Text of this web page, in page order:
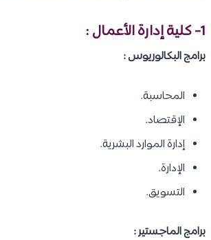
1- كلية إدارة الأعمال :
برامج البكالوريوس :
المحاسبة.
الإقتصاد.
إدارة الموارد البشرية.
الإدارة.
التسويق.
برامج الماجستير :